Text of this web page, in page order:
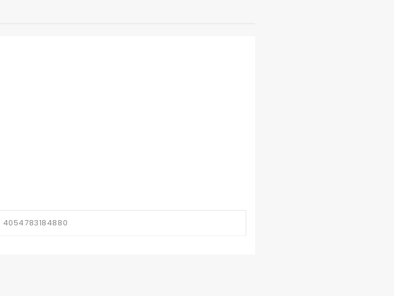
4054783184880